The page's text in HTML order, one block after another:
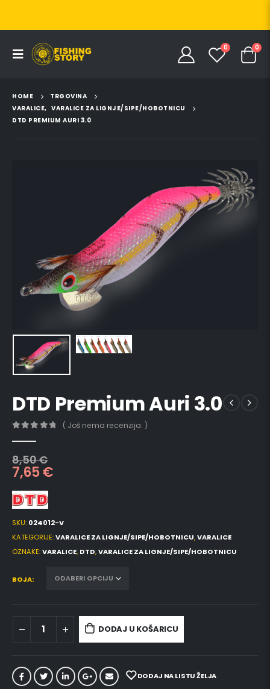
0 0
HOME
TRGOVINA
VARALICE, VARALICE ZA LIGNJE/SIPE/HOBOTNICU
DTD PREMIUM AURI 3.0
DTD Premium Auri 3.0
( Još nema recenzija. )
8,50€
7,65€
SKU: 024012-V
KATEGORIJE:VARALICE ZA LIGNJE/SIPE/HOBOTNICU,VARALICE
OZNAKE:VARALICE, DTD,VARALICE ZA LIGNJE/SIPE/HOBOTNICU
BOJA
DODAJ U KOŠARICU
DODAJ NA LISTU ŽELJA